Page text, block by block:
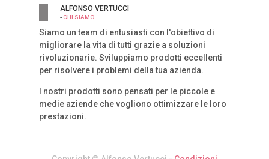
ALFONSO VERTUCCI
-CHI SIAMO
Siamo un team di entusiasti con l'obiettivo di
migliorare la vita di tutti grazie a soluzioni
rivoluzionarie. Sviluppiamo prodotti eccellenti
per risolvere i problemi della tua azienda.
I nostri prodotti sono pensati per le piccole e
medie aziende che vogliono ottimizzare le loro
prestazioni.